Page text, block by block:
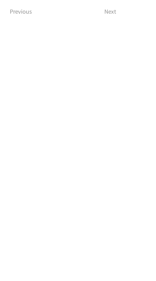
Previous Next